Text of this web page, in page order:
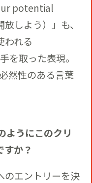
potential
しよう）」も、
われる
を取った表現。
然性のある言葉
ようにこのクリ
すか？
のエントリーを決